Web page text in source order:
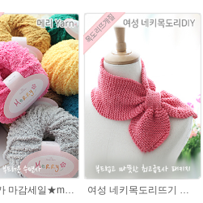
★최저가 마감세일★merry메리/털실/수면뜨개실/뜨개질실/손뜨개실/목도리털실
여성 네키목도리뜨기 그레이스메리노울 뜨개실 2볼 DIY